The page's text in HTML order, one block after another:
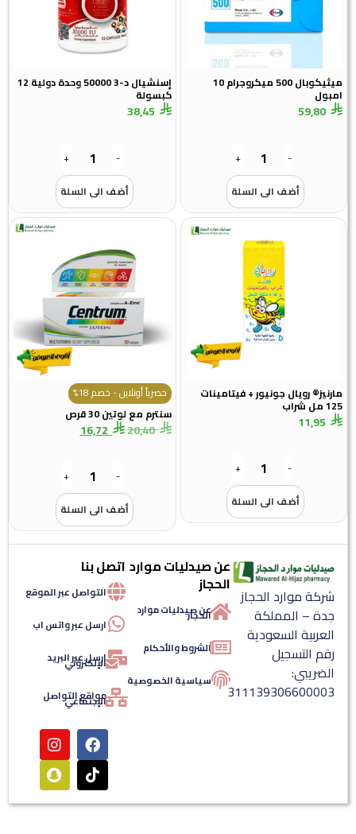
ميثيكوبال 500 ميكروجرام 10
أضف الى السلة
إسنشيال د-3 50000 وحدة دولية 12
كبسولة
38,45
أضف الى السلة
رويال جونيور + فيتامينات
أضف الى السلة
حصرياً أونلاين - خصم 18%
سنترم مع لوتين 30 قرص
20,40
16,72
أضف الى السلة
موارد الحجاز
– المملكة
السعودية
التسجيل
عن صيدليات موارد
الحجاز
عن صيدليات موارد
الحجاز
الشروط والأحكام
سياسية الخصوصية
اتصل بنا
التواصل عبر الموقع
ارسل عبر واتس اب
ارسل عبر البريد
الإلكتروني
مواقع التواصل
الإجتماعي